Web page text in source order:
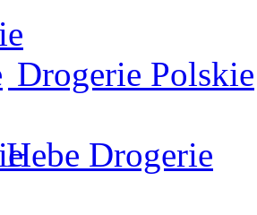
Drogerie Polskie
Hebe Drogerie